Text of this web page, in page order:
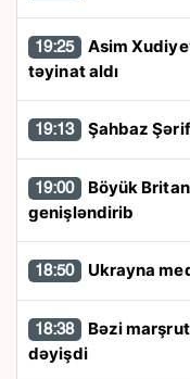
19:25
təyinat aldı
19:13 Şahbaz
19:00
genişləndirib
18:50 Ukrayna
18:38
dəyişdi